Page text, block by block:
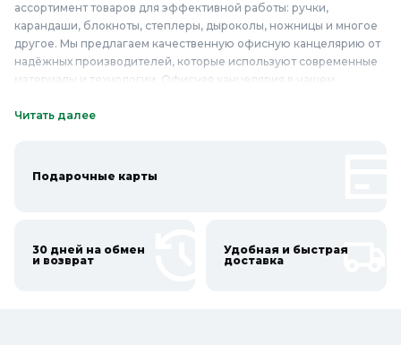
ассортимент товаров для эффективной работы: ручки,
карандаши, блокноты, степлеры, дыроколы, ножницы и многое
другое. Мы предлагаем качественную офисную канцелярию от
надёжных производителей, которые используют современные
материалы и технологии. Офисная канцелярия в нашем
делает её незаменимым помощником в работе. Вы можете
Приобретайте качественную офисную канцелярию недорого в
Колорлон
Читать далее
Подарочные карты
30 дней на обмен
и возврат
Удобная и быстрая
доставка